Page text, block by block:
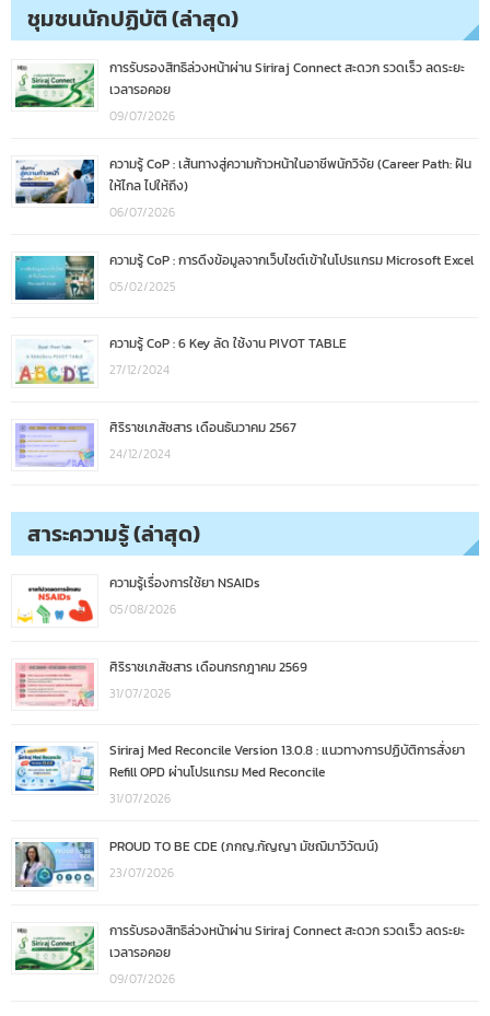
ชุมชนนักปฏิบัติ (ล่าสุด)
การรับรองสิทธิล่วงหน้าผ่าน Siriraj Connect สะดวก รวดเร็ว ลดระยะ
เวลารอคอย
09/07/2026
ความรู้ CoP : เส้นทางสู่ความก้าวหน้าในอาชีพนักวิจัย (Career Path: ฝัน
ให้ไกล ไปให้ถึง)
06/07/2026
ความรู้ CoP : การดึงข้อมูลจากเว็บไซต์เข้าในโปรแกรม Microsoft Excel
05/02/2025
ความรู้ CoP : 6 Key ลัด ใช้งาน PIVOT TABLE
27/12/2024
ศิริราชเภสัชสาร เดือนธันวาคม 2567
24/12/2024
สาระความรู้ (ล่าสุด)
ความรู้เรื่องการใช้ยา NSAIDs
05/08/2026
ศิริราชเภสัชสาร เดือนกรกฎาคม 2569
31/07/2026
Siriraj Med Reconcile Version 13.0.8 : แนวทางการปฏิบัติการสั่งยา
Refill OPD ผ่านโปรแกรม Med Reconcile
31/07/2026
PROUD TO BE CDE (ภกญ.กัญญา มัชฌิมาวิวัฒน์)
23/07/2026
การรับรองสิทธิล่วงหน้าผ่าน Siriraj Connect สะดวก รวดเร็ว ลดระยะ
เวลารอคอย
09/07/2026